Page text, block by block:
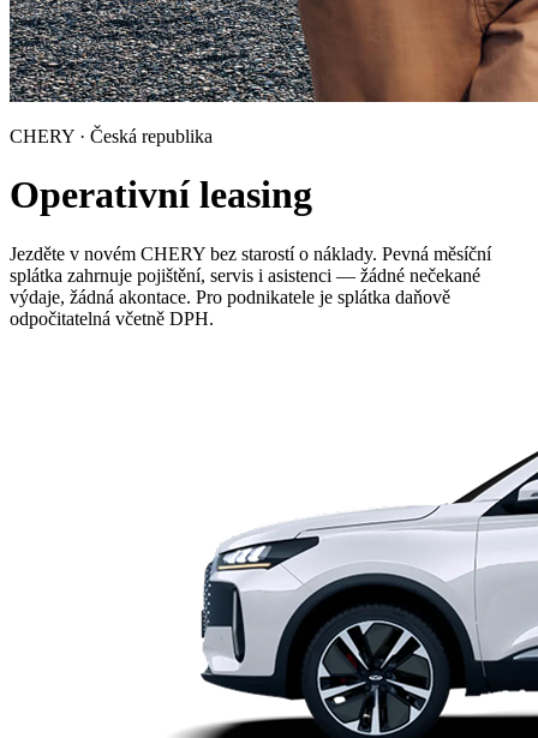
CHERY · Česká republika
Operativní leasing
Jezděte v novém CHERY bez starostí o náklady. Pevná měsíční
splátka zahrnuje pojištění, servis i asistenci — žádné nečekané
výdaje, žádná akontace. Pro podnikatele je splátka daňově
odpočitatelná včetně DPH.